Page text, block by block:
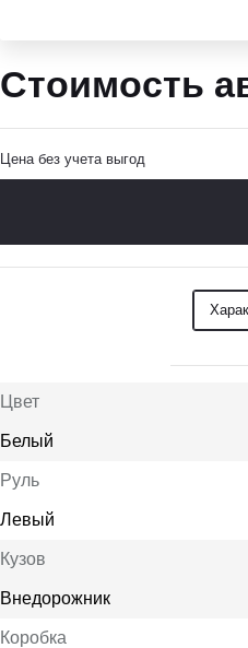
Стоимость
Цена без учета выгод
Цвет
Белый
Руль
Левый
Кузов
Внедорожник
Коробка